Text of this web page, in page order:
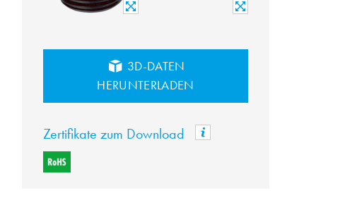
3D-DATEN
HERUNTERLADEN
Zertifikate zum Download